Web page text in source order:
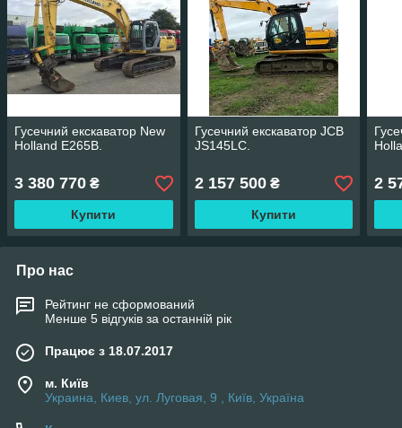
Гусечний екскаватор New
Holland E265B.
3 380 770 ₴
Купити
Гусечний екскаватор JCB
JS145LC.
2 157 500₴
Купити
2
Про нас
Рейтинг не сформований
Менше 5 відгуків за останній рік
Працює з 18.07.2017
м. Київ
Украина, Киев, ул. Луговая, 9 , Київ, Україна